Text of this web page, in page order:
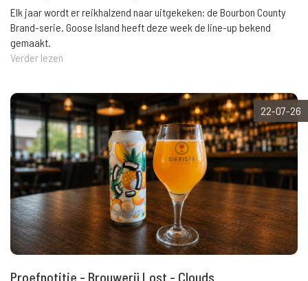
Elk jaar wordt er reikhalzend naar uitgekeken: de Bourbon County
Brand-serie. Goose Island heeft deze week de line-up bekend
gemaakt.
Verder lezen
22-07-26
Proefnotitie - Brouwerij Lost - Clouds